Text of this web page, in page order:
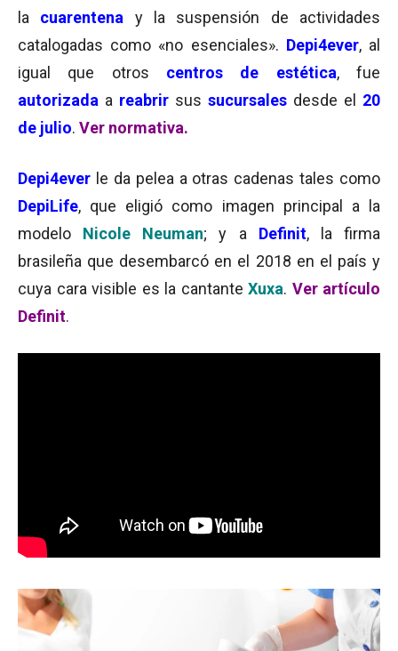
la cuarentena
y la suspensión de actividades
catalogadas como «no esenciales». Depi4ever, al
igual que otros centros de estética, fue
autorizada a reabrir sus sucursales desde el 20
de julio. Ver normativa.
Depi4ever le da pelea a otras cadenas tales como
DepiLife, que eligió como imagen principal a la
modelo Nicole Neuman; y a Definit, la firma
brasileña que desembarcó en el 2018 en el país y
cuya cara visible es la cantante Xuxa. Ver artículo
Definit.